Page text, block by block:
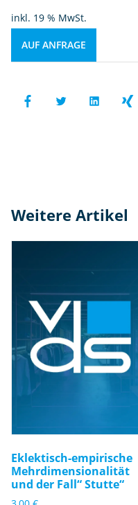
inkl. 19 % MwSt.
AUF ANFRAGE
Weitere Artikel
Eklektisch-empirische
Mehrdimensionalität
und der Fall“ Stutte“